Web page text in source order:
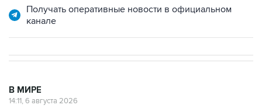
Получать оперативные новости в официальном
канале
В МИРЕ
14:11, 6 августа 2026